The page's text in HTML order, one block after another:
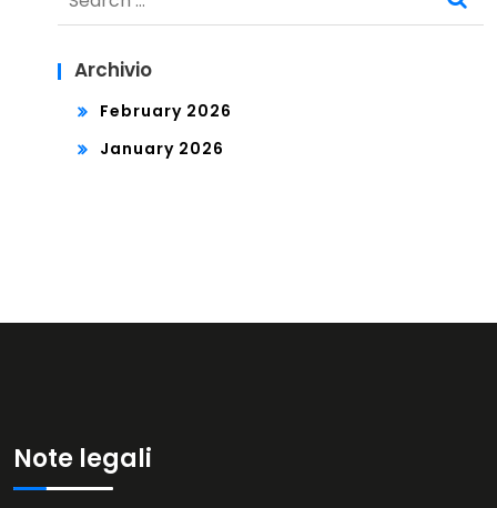
for:
Archivio
February 2026
January 2026
Note legali